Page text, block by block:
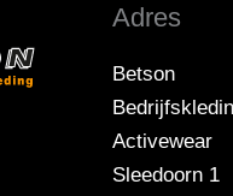
Adres
Betson
Activewear
Sleedoorn 1